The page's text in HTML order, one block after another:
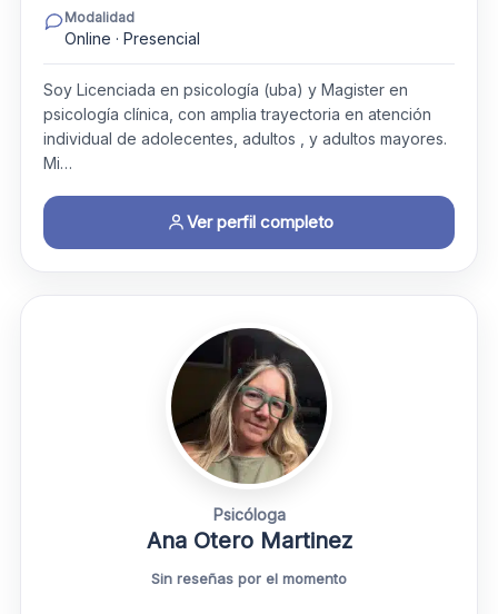
Modalidad
Online · Presencial
Soy Licenciada en psicología (uba) y Magister en
psicología clínica, con amplia trayectoria en atención
individual de adolecentes, adultos , y adultos mayores.
Mi…
Ver perfil completo
Psicóloga
Ana Otero Martinez
Sin reseñas por el momento